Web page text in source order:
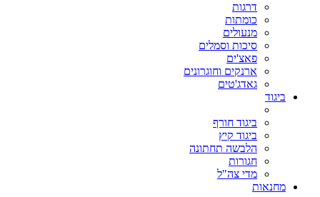
דרגות
כומתות
מנעולים
סיכות וסמלים
פאצ'ים
ארנקים וחוגרונים
גאדג'טים
ביגוד
ביגוד חורף
ביגוד קיץ
הלבשה תחתונה
חגורות
מדי צה"ל
מחנאות